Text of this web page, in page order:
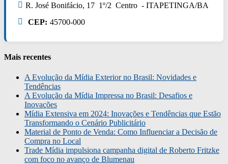
R. José Bonifácio, 17 1º/2 Centro - ITAPETINGA/BA
CEP: 45700-000
Mais recentes
A Evolução da Mídia Exterior no Brasil: Novidades e
Tendências
A Evolução da Mídia Impressa no Brasil: Desafios e
Inovações
Mídia Extensiva em 2024: Inovações e Tendências que Estão
Transformando o Cenário Publicitário
Material de Ponto de Venda: Como Influenciar a Decisão de
Compra no Local
Trade Mídia impulsiona campanha digital de Roberto Fritzke
com foco no avanço de Blumenau